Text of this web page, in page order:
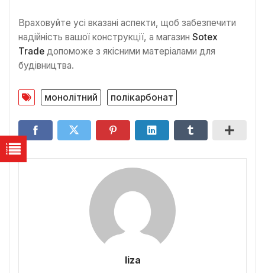
Враховуйте усі вказані аспекти, щоб забезпечити
надійність вашої конструкції, а магазин Sotex
Trade допоможе з якісними матеріалами для
будівництва.
монолітний полікарбонат
liza